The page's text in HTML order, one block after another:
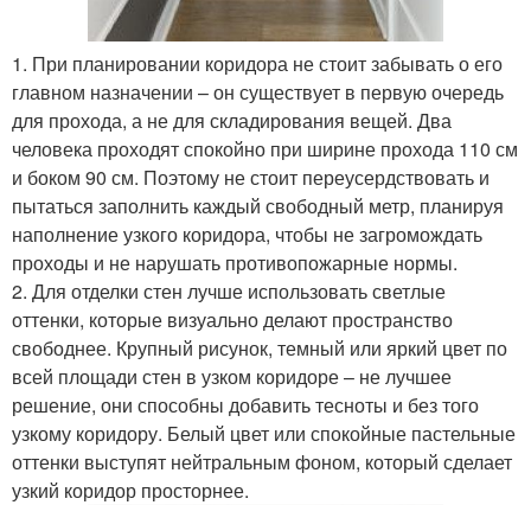
1. При планировании коридора не стоит забывать о его
главном назначении – он существует в первую очередь
для прохода, а не для складирования вещей. Два
человека проходят спокойно при ширине прохода 110 см
и боком 90 см. Поэтому не стоит переусердствовать и
пытаться заполнить каждый свободный метр, планируя
наполнение узкого коридора, чтобы не загромождать
проходы и не нарушать противопожарные нормы.
2. Для отделки стен лучше использовать светлые
оттенки, которые визуально делают пространство
свободнее. Крупный рисунок, темный или яркий цвет по
всей площади стен в узком коридоре – не лучшее
решение, они способны добавить тесноты и без того
узкому коридору. Белый цвет или спокойные пастельные
оттенки выступят нейтральным фоном, который сделает
узкий коридор просторнее.